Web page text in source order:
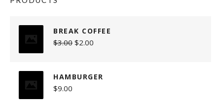
BREAK COFFEE
$3.00 $2.00
HAMBURGER
$9.00